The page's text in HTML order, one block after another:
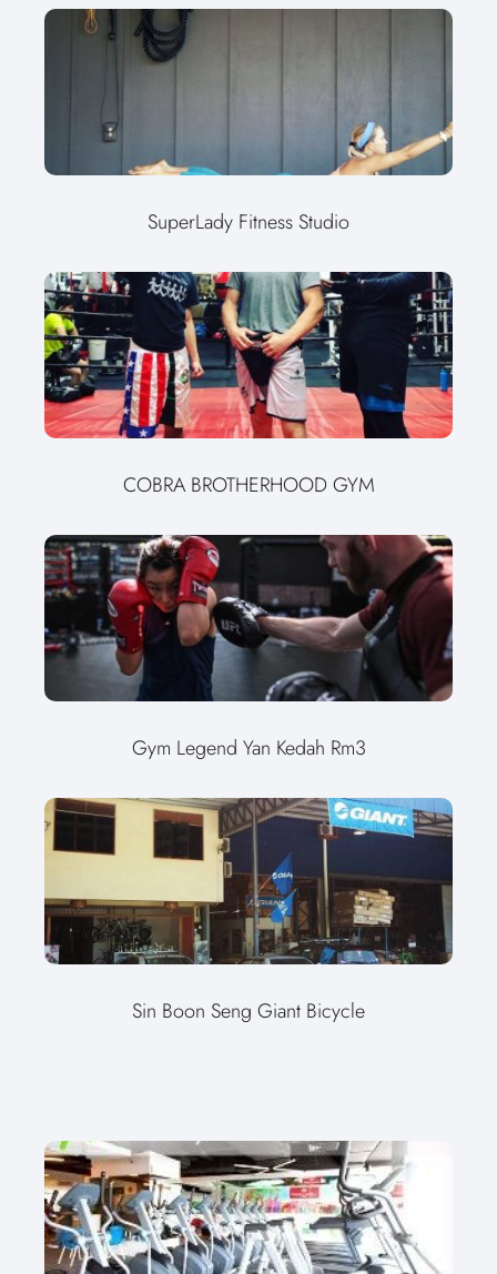
SuperLady Fitness Studio
COBRA BROTHERHOOD GYM
Gym Legend Yan Kedah Rm3
Sin Boon Seng Giant Bicycle